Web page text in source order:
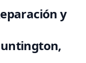
y